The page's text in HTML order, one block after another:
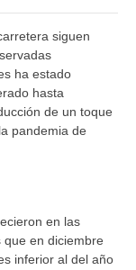
siguen
ha estado
hasta
de un toque
pandemia de
en las
en diciembre
inferior al del año